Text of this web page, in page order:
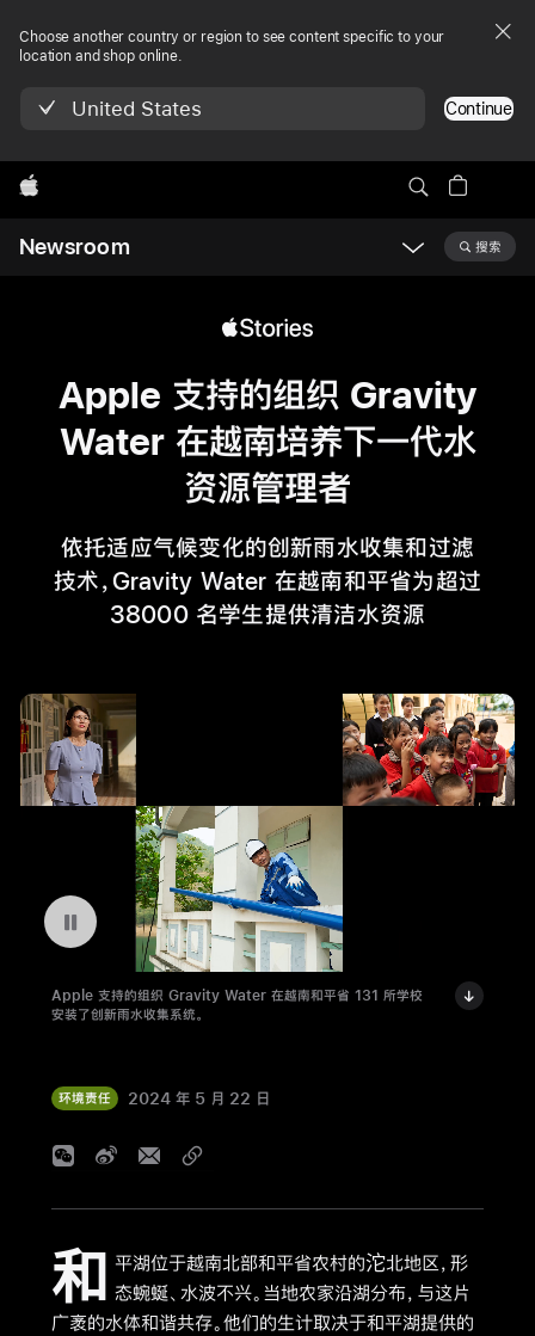
Choose another country or region to see content specific to your
location and shop online.
United States Continue
Apple
Newsroom 搜索
Apple 支持的组织 Gravity
Water 在越南培养下一代水
资源管理者
依托适应气候变化的创新雨水收集和过滤
技术，Gravity Water 在越南和平省为超过
38000 名学生提供清洁水资源
暂停播放视频 Gravity Water 在越南
Apple 支持的组织 Gravity Water 在越南和平省 131 所学校
安装了创新雨水收集系统。
环境责任 2024 年 5 月 22 日
和
平湖位于越南北部和平省农村的沱北地区，形
态蜿蜒、水波不兴。当地农家沿湖分布，与这片
广袤的水体和谐共存。他们的生计取决于和平湖提供的